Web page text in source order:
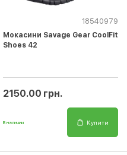
18540979
Мокасини Savage Gear CoolFit
Shoes 42
2150.00 грн.
В наличии Купити